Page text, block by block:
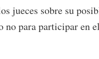
jueces sobre su
no para participar en